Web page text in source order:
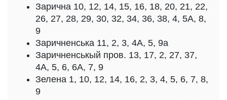
Зарична 10, 12, 14, 15, 16, 18, 20, 21, 22,
26, 27, 28, 29, 30, 32, 34, 36, 38, 4, 5А, 8,
9
Заричненська 11, 2, 3, 4А, 5, 9а
Заричненськый пров. 13, 17, 2, 27, 37,
4А, 5, 6, 6А, 7, 9
Зелена 1, 10, 12, 14, 16, 2, 3, 4, 5, 6, 7, 8,
9